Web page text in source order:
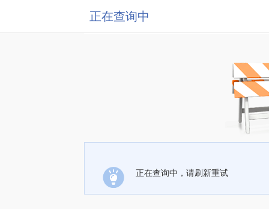
正在查询中
正在查询中，请刷新重试